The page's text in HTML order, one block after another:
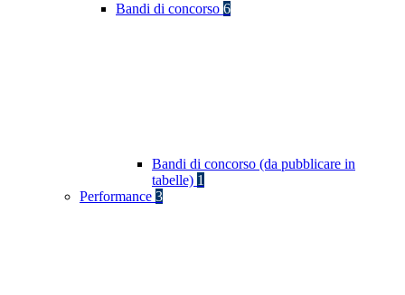
Bandi di concorso 6
Bandi di concorso (da pubblicare in
tabelle) 1
Performance 3